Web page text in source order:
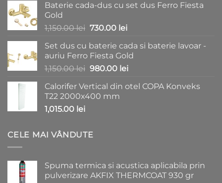
Baterie cada-dus cu set dus Ferro Fiesta
Gold
1,150.00lei Prețul
a
fost:
1,150.00 lei.
730.00 leiPrețul
este:
730.00 lei.
Set dus cu baterie cada si baterie lavoar -
auriu Ferro Fiesta Gold
1,150.00lei Prețul
a
fost:
980.00 leiPrețul
este:
Calorifer Vertical din otel COPA Konveks
T22 2000x400 mm
1,015.00 lei
CELE MAI VÂNDUTE
Spuma termica si acustica aplicabila prin
pulverizare AKFIX THERMCOAT 930 gr